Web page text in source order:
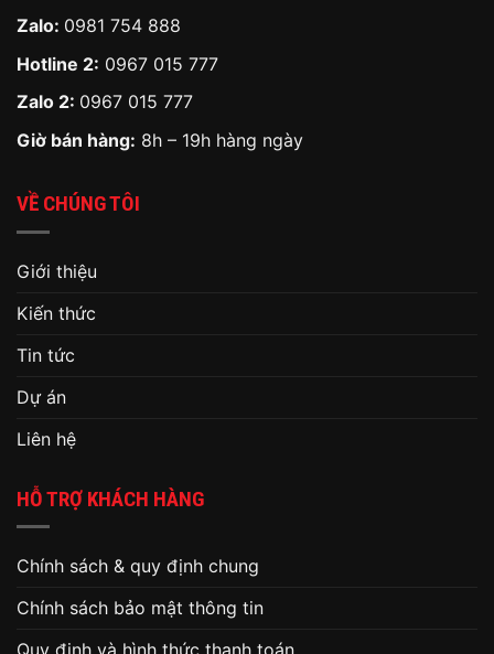
Zalo: 0981 754 888
Hotline 2: 0967 015 777
Zalo 2: 0967 015 777
Giờ bán hàng: 8h – 19h hàng ngày
VỀ CHÚNG TÔI
Giới thiệu
Kiến thức
Tin tức
Dự án
Liên hệ
HỖ TRỢ KHÁCH HÀNG
Chính sách & quy định chung
Chính sách bảo mật thông tin